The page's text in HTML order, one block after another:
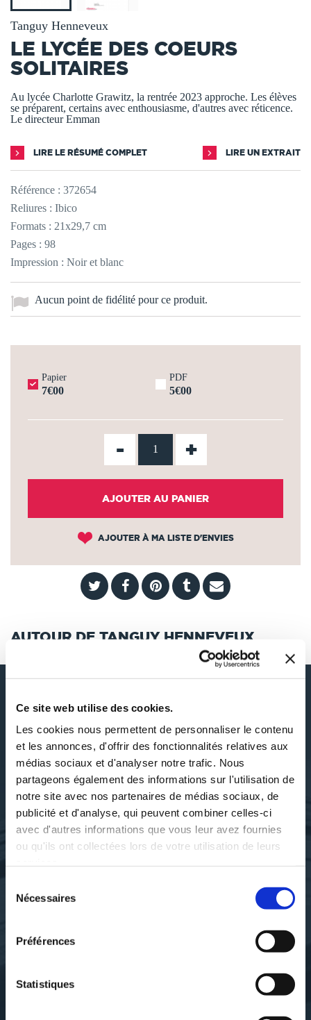
Ce site web utilise des cookies.
Les cookies nous permettent de personnaliser le contenu
et les annonces, d'offrir des fonctionnalités relatives aux
médias sociaux et d'analyser notre trafic. Nous
partageons également des informations sur l'utilisation de
notre site avec nos partenaires de médias sociaux, de
publicité et d'analyse, qui peuvent combiner celles-ci
avec d'autres informations que vous leur avez fournies
ou qu'ils ont collectées lors de votre utilisation de leurs
Nécessaires
Préférences
Statistiques
Tanguy Henneveux
LE LYCÉE DES COEURS
SOLITAIRES
Au lycée Charlotte Grawitz, la rentrée 2023 approche. Les élèves
se préparent, certains avec enthousiasme, d'autres avec réticence.
Le directeur Emman
LIRE LE RÉSUMÉ COMPLET LIRE UN EXTRAIT
Référence : 372654
Reliures : Ibico
Formats : 21x29,7 cm
Pages : 98
Impression : Noir et blanc
Aucun point de fidélité pour ce produit.
Papier
7€00
PDF
5€00
- +
AJOUTER AU PANIER
AJOUTER À MA LISTE D'ENVIES
AUTOUR DE TANGUY HENNEVEUX
HENNEVEUX
SES OUVRAGES